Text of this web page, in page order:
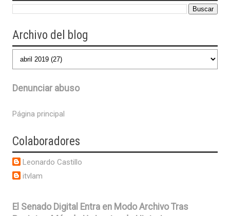
Archivo del blog
Denunciar abuso
Página principal
Colaboradores
Leonardo Castillo
itvlam
El Senado Digital Entra en Modo Archivo Tras